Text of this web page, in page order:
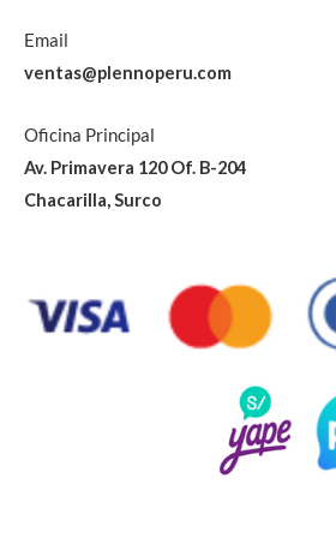
Email
ventas@plennoperu.com
Oficina Principal
Av. Primavera 120 Of. B-204
Chacarilla, Surco